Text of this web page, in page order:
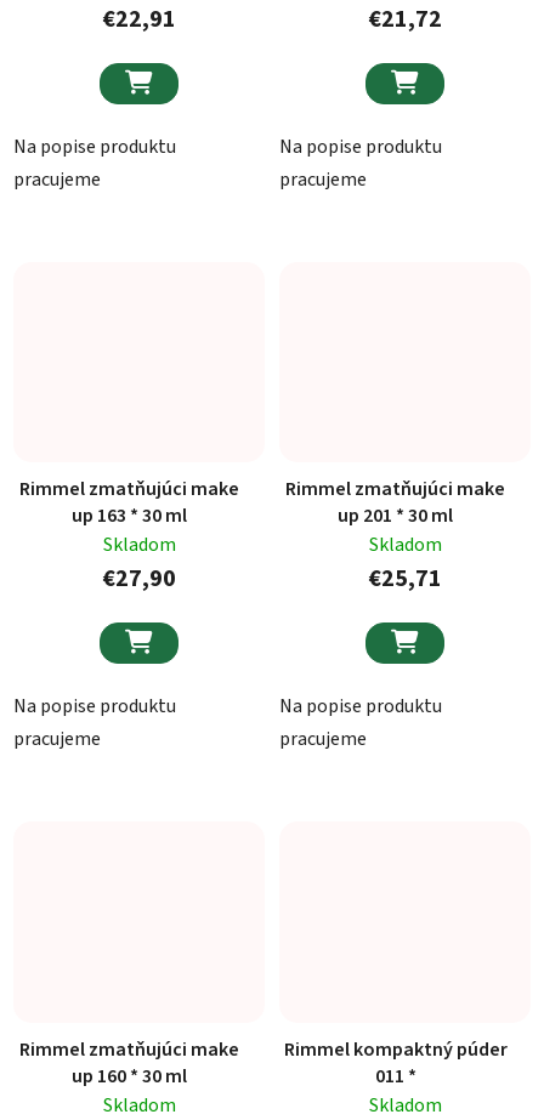
€22,91

Na popise produktu
pracujeme
€21,72

Na popise produktu
pracujeme
Rimmel zmatňujúci make
up 163 * 30 ml
Skladom
€27,90

Na popise produktu
pracujeme
Rimmel zmatňujúci make
up 201 * 30 ml
Skladom
€25,71

Na popise produktu
pracujeme
Rimmel zmatňujúci make
up 160 * 30 ml
Skladom
Rimmel kompaktný púder
011 *
Skladom